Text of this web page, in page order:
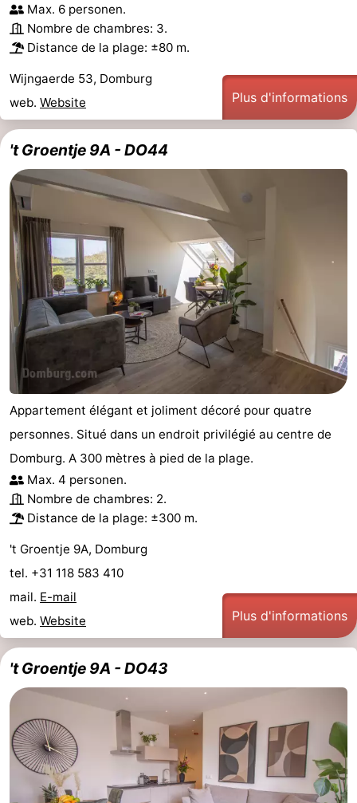
Voir
et
Lieux
Musées
-
Monuments
Moulins
-
Phares
-
Points
de
vue
Attractions
-
Terrains
de
jeux
-
Aires
de
jeux
intérieures
Bowling
-
Parcours
de
mini-
Centres
de
bien-
Villages
&
Nature
guidées
Sports
Piscines
-
Faire
du
vélo
-
Randonnée
-
Équitation
Max. 6 personen.
Nombre de chambres: 3.
Distance de la plage: ±80 m.
Wijngaerde 53, Domburg
web. Website Plus d'informations
't Groentje 9A - DO44
Appartement élégant et joliment décoré pour quatre
personnes. Situé dans un endroit privilégié au centre de
Domburg. A 300 mètres à pied de la plage.
Max. 4 personen.
Nombre de chambres: 2.
Distance de la plage: ±300 m.
't Groentje 9A, Domburg
tel. +31 118 583 410
mail. E-mail
web. Website Plus d'informations
't Groentje 9A - DO43